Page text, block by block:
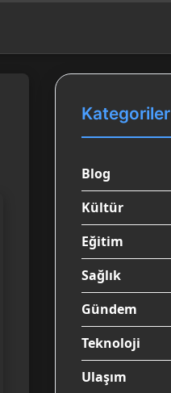
Kategoriler
Blog
Kültür
Eğitim
Sağlık
Gündem
Teknoloji
Ulaşım